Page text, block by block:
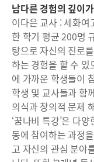
남다른 경험의 깊이
이다은 교사 : 세화여
한 학기 평균 200명
탕으로 자신의 진로
하는 경험을 할 수 있
에 가까운 학생들이
학생 및 교사들과 함
의식과 창의적 문제
‘꿈나비 특강’은 다
동에 참여하는 과정
고 자신의 관심 분야